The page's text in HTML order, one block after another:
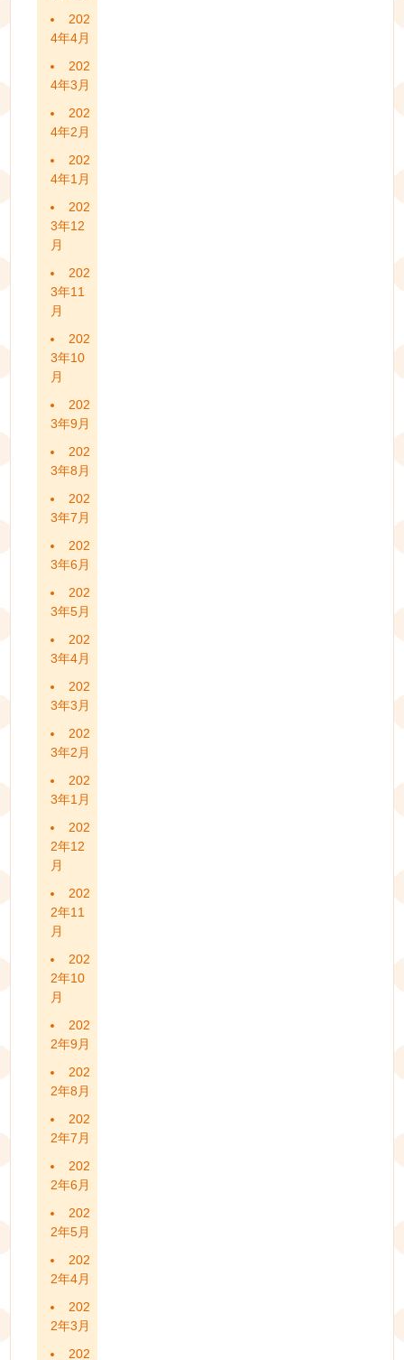
202
4年4月
202
4年3月
202
4年2月
202
4年1月
202
3年12
月
202
3年11
月
202
3年10
月
202
3年9月
202
3年8月
202
3年7月
202
3年6月
202
3年5月
202
3年4月
202
3年3月
202
3年2月
202
3年1月
202
2年12
月
202
2年11
月
202
2年10
月
202
2年9月
202
2年8月
202
2年7月
202
2年6月
202
2年5月
202
2年4月
202
2年3月
202